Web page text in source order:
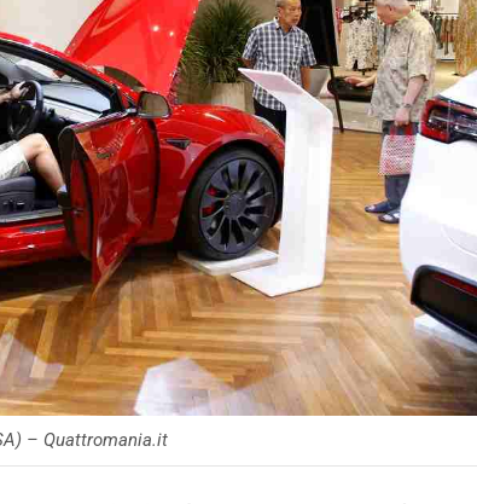
– Quattromania.it